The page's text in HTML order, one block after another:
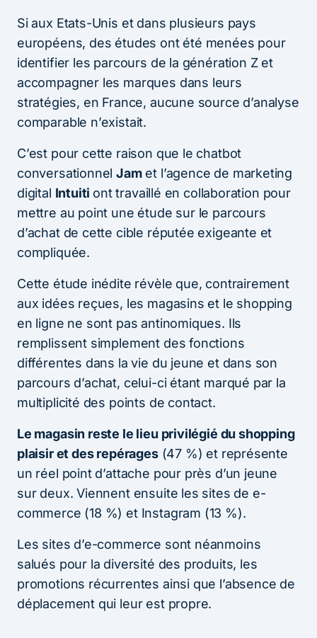
Si aux Etats-Unis et dans plusieurs pays
européens, des études ont été menées pour
identifier les parcours de la génération Z et
accompagner les marques dans leurs
stratégies, en France, aucune source d’analyse
comparable n’existait.
C’est pour cette raison que le chatbot
conversationnelJamet l’agence de marketing
digital Intuiti ont travaillé en collaboration pour
mettre au point une étude sur le parcours
d’achat de cette cible réputée exigeante et
compliquée.
Cette étude inédite révèle que, contrairement
aux idées reçues, les magasins et le shopping
en ligne ne sont pas antinomiques. Ils
remplissent simplement des fonctions
différentes dans la vie du jeune et dans son
parcours d’achat, celui-ci étant marqué par la
multiplicité des points de contact.
Le magasin reste le lieu privilégié du shopping
plaisir et des repérages(47 %) et représente
un réel point d’attache pour près d’un jeune
sur deux. Viennent ensuite les sites de e-
commerce (18 %) et Instagram (13 %).
Les sites d’e-commerce sont néanmoins
salués pour la diversité des produits, les
promotions récurrentes ainsi que l’absence de
déplacement qui leur est propre.